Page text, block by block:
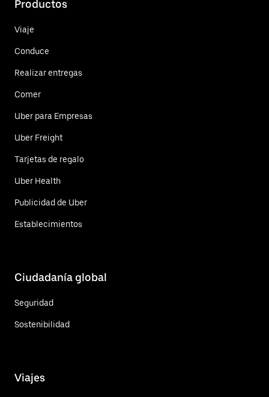
Productos
Viaje
Conduce
Realizar entregas
Comer
Uber para Empresas
Uber Freight
Tarjetas de regalo
Uber Health
Publicidad de Uber
Establecimientos
Ciudadanía global
Seguridad
Sostenibilidad
Viajes